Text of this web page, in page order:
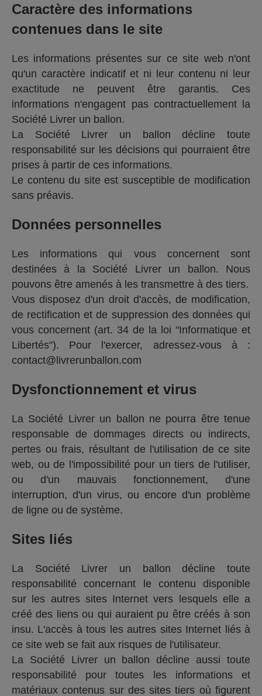
Caractère des informations
contenues dans le site
Les informations présentes sur ce site web n'ont
qu'un caractère indicatif et ni leur contenu ni leur
exactitude ne peuvent être garantis. Ces
informations n'engagent pas contractuellement la
Société Livrer un ballon.
La Société Livrer un ballon décline toute
responsabilité sur les décisions qui pourraient être
prises à partir de ces informations.
Le contenu du site est susceptible de modification
sans préavis.
Données personnelles
Les informations qui vous concernent sont
destinées à la Société Livrer un ballon. Nous
pouvons être amenés à les transmettre à des tiers.
Vous disposez d'un droit d'accès, de modification,
de rectification et de suppression des données qui
vous concernent (art. 34 de la loi "Informatique et
Libertés"). Pour l'exercer, adressez-vous à :
contact@livrerunballon.com
Dysfonctionnement et virus
La Société Livrer un ballon ne pourra être tenue
responsable de dommages directs ou indirects,
pertes ou frais, résultant de l'utilisation de ce site
web, ou de l'impossibilité pour un tiers de l'utiliser,
ou d'un mauvais fonctionnement, d'une
interruption, d'un virus, ou encore d'un problème
de ligne ou de système.
Sites liés
La Société Livrer un ballon décline toute
responsabilité concernant le contenu disponible
sur les autres sites Internet vers lesquels elle a
créé des liens ou qui auraient pu être créés à son
insu. L'accès à tous les autres sites Internet liés à
ce site web se fait aux risques de l'utilisateur.
La Société Livrer un ballon décline aussi toute
responsabilité pour toutes les informations et
matériaux contenus sur des sites tiers où figurent